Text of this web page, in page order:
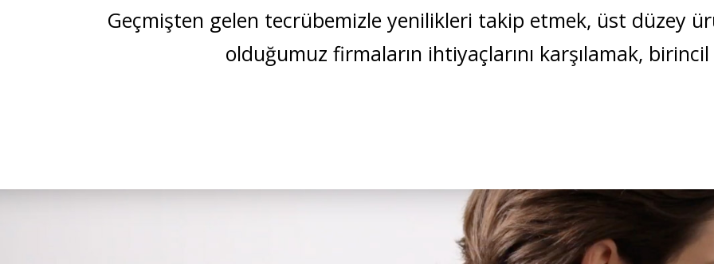
Geçmişten gelen tecrübemizle yenilikleri takip etmek, üst düzey
olduğumuz firmaların ihtiyaçlarını karşılamak,